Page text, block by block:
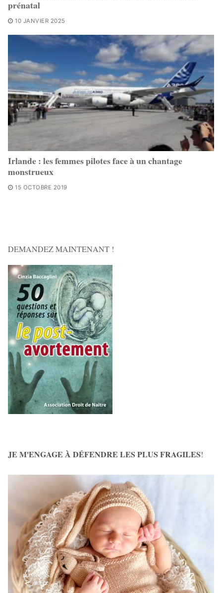
prénatal
10 JANVIER 2025
Irlande : les femmes pilotes face à un chantage
monstrueux
15 OCTOBRE 2019
DEMANDEZ MAINTENANT !
JE M'ENGAGE À DÉFENDRE LES PLUS FRAGILES!